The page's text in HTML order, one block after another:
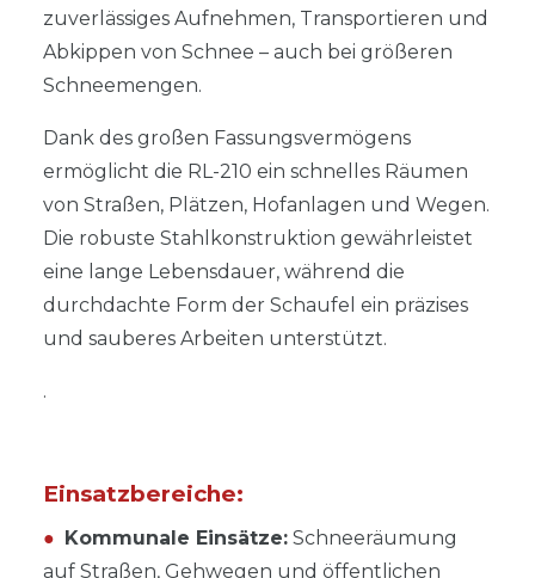
zuverlässiges Aufnehmen, Transportieren und
Abkippen von Schnee – auch bei größeren
Schneemengen.
Dank des großen Fassungsvermögens
ermöglicht die RL-210 ein schnelles Räumen
von Straßen, Plätzen, Hofanlagen und Wegen.
Die robuste Stahlkonstruktion gewährleistet
eine lange Lebensdauer, während die
durchdachte Form der Schaufel ein präzises
und sauberes Arbeiten unterstützt.
.
Einsatzbereiche:
● Kommunale Einsätze: Schneeräumung
auf Straßen, Gehwegen und öffentlichen